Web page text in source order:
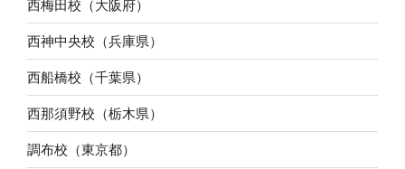
西梅田校（大阪府）
西神中央校（兵庫県）
西船橋校（千葉県）
西那須野校（栃木県）
調布校（東京都）